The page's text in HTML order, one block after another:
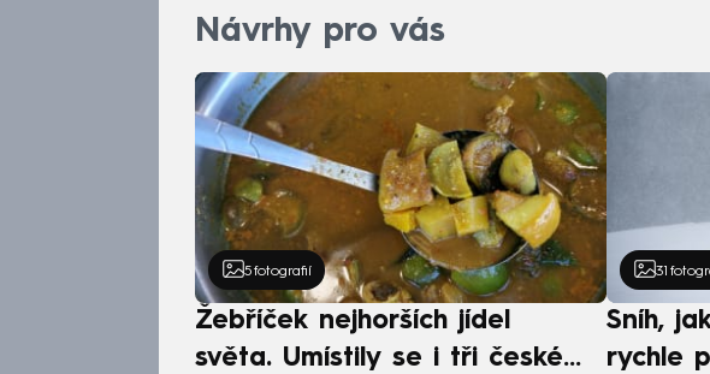
Návrhy pro vás
5 fotografií
Žebříček nejhorších jídel
světa. Umístily se i tři české
31
Sníh,
rychle